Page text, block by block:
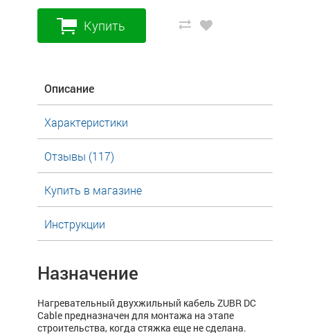
Купить
Описание
Характеристики
Отзывы (117)
Купить в магазине
Инструкции
Назначение
Нагревательный двухжильный кабель ZUBR DC
Cable предназначен для монтажа на этапе
строительства, когда стяжка еще не сделана.